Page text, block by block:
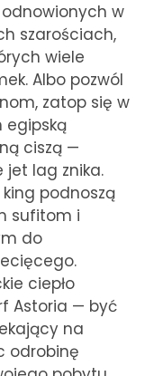
odnowionych w
szarościach,
wiele
Albo pozwól
zatop się w
egipską
ciszą —
jet lag znika.
podnoszą
sufitom i
do
ciepło
Astoria — być
na
odrobinę